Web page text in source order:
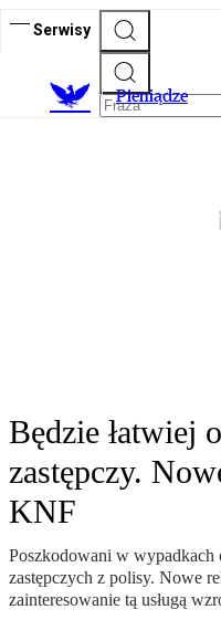
Serwisy
Pieniądze
Będzie łatwiej
zastępczy.
KNF
Poszkodowani w wypadkach
zastępczych z polisy. Nowe
zainteresowanie tą usługą